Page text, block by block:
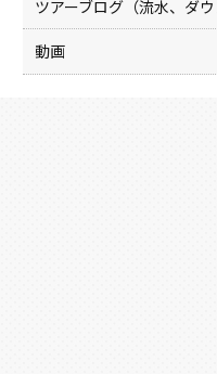
ツアーブログ（流水、ダウ
動画